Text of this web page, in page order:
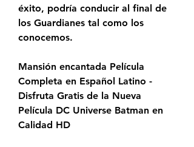
éxito, podría conducir al final de
los Guardianes tal como los
conocemos.
Mansión encantada Película
Completa en Español Latino -
Disfruta Gratis de la Nueva
Película DC Universe Batman en
Calidad HD